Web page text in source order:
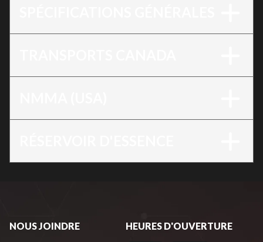
NOUS JOINDRE HEURES D'OUVERTURE